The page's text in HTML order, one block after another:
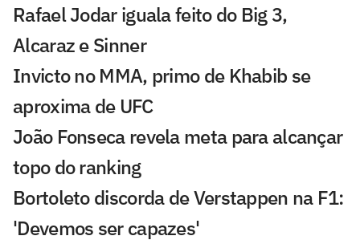
Rafael Jodar iguala feito do Big 3,
Alcaraz e Sinner
Invicto no MMA, primo de Khabib se
aproxima de UFC
João Fonseca revela meta para alcançar
topo do ranking
Bortoleto discorda de Verstappen na F1:
'Devemos ser capazes'